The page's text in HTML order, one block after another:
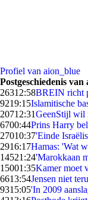
Profiel van aion_blue
Postgeschiedenis van
26312:58BREIN richt
9219:15Islamitische
20712:31GeenStijl wil
6700:44Prins Harry
27010:37'Einde
2916:17Hamas: 'Wat
14521:24'Marokkaan
15001:35Kamer moet
6613:54Jensen niet
9315:05'In 2009